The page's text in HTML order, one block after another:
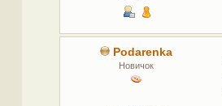
Podarenka
Новичок